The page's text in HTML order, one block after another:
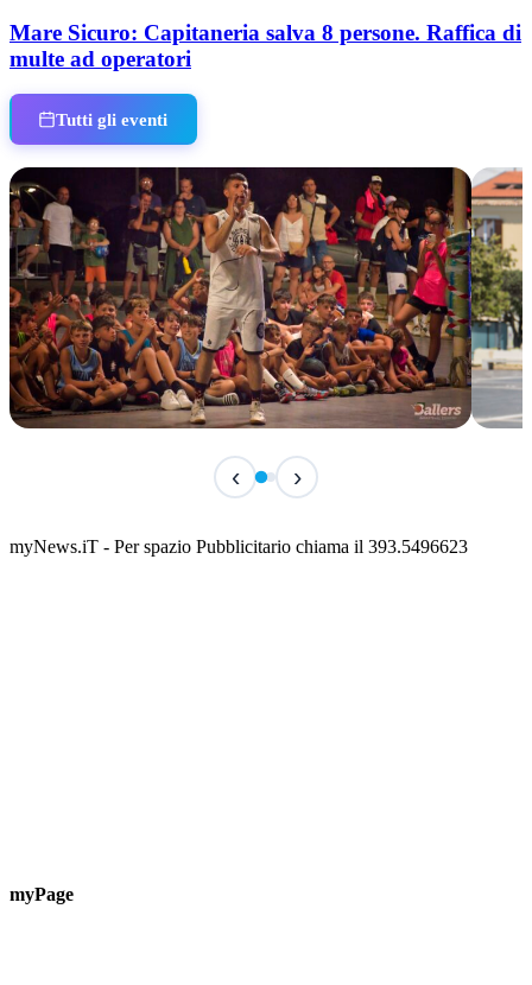
Mare Sicuro: Capitaneria salva 8 persone. Raffica di
multe ad operatori
Tutti gli eventi
Classic Contest 3vs3 Memorial Michele
📅 6 Agosto 2026 · 09:00 · 📍 Lungomare C. Colombo
‹ ›
myNews.iT - Per spazio Pubblicitario chiama il 393.5496623
myPage